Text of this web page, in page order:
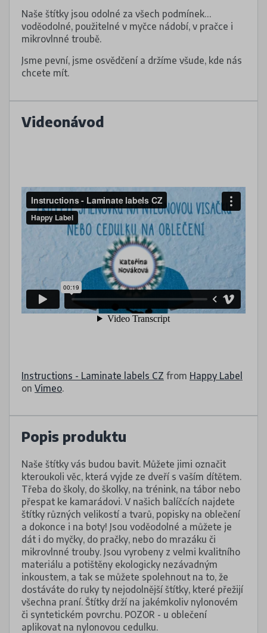
Naše štítky jsou odolné za všech podmínek…
voděodolné, použitelné v myčce nádobí, v pračce i
mikrovlnné troubě.
Jsme pevní, jsme osvědčení a držíme všude, kde nás
chcete mít.
Videonávod
Instructions - Laminate labels CZ from Happy Label
on Vimeo
Popis produktu
Naše štítky vás budou bavit. Můžete jimi označit
kteroukoli věc, která vyjde ze dveří s vaším dítětem.
Třeba do školy, do školky, na trénink, na tábor nebo
přespat ke kamarádovi. V našich balíčcích najdete
štítky různých velikostí a tvarů, popisky na oblečení
a dokonce i na boty! Jsou voděodolné a můžete je
dát i do myčky, do pračky, nebo do mrazáku či
mikrovlnné trouby. Jsou vyrobeny z velmi kvalitního
materiálu a potištěny ekologicky nezávadným
inkoustem, a tak se můžete spolehnout na to, že
dostáváte do ruky ty nejodolnější štítky, které přežijí
všechna praní. Štítky drží na jakémkoliv nylonovém
či syntetickém povrchu. POZOR - u oblečení
aplikovat na nylonovou cedulku.